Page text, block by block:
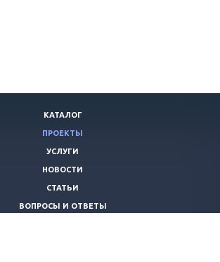
КАТАЛОГ
ПРОЕКТЫ
УСЛУГИ
НОВОСТИ
СТАТЬИ
ВОПРОСЫ И ОТВЕТЫ